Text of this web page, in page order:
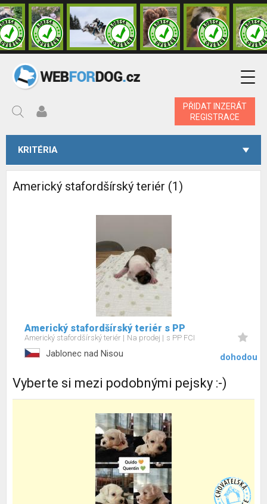
PŘIDAT INZERÁT
REGISTRACE
KRITÉRIA
Americký stafordšírský teriér (1)
Americký stafordšírský teriér s PP
Americký stafordšírský teriér Na prodej s PP FCI
Jablonec nad Nisou dohodou
Vyberte si mezi podobnými pejsky :-)